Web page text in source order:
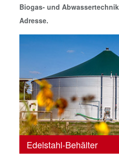
Biogas- und
Adresse.
Edelstahl-Behälter